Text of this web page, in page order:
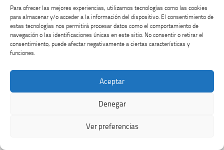
Para ofrecer las mejores experiencias, utilizamos tecnologías como las cookies
para almacenar y/o acceder a la información del dispositivo. El consentimiento de
estas tecnologías nos permitirá procesar datos como el comportamiento de
navegación o las identificaciones únicas en este sitio. No consentir o retirar el
consentimiento, puede afectar negativamente a ciertas características y
funciones.
Aceptar
Denegar
Ver preferencias
Reino Unido
Remember Monday
Romania
Rosa López
Royaume-Uni